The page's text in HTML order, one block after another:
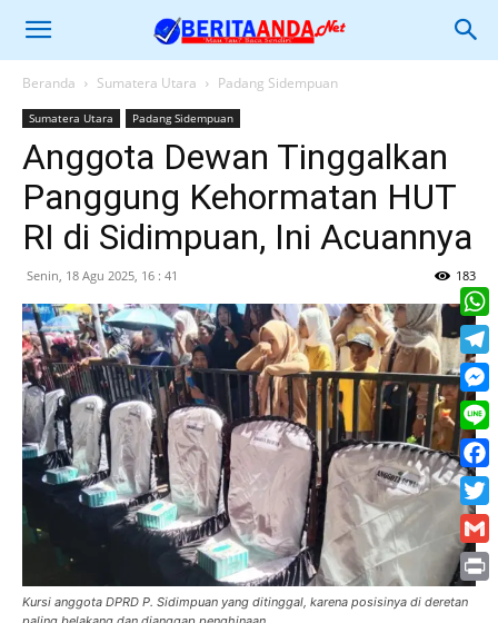
Beranda Sumatera Utara Padang Sidempuan
Sumatera Utara Padang Sidempuan
Anggota Dewan Tinggalkan
Panggung Kehormatan HUT
RI di Sidimpuan, Ini Acuannya
Senin, 18 Agu 2025, 16 : 41 183
Kursi anggota DPRD P. Sidimpuan yang ditinggal, karena posisinya di deretan
Line